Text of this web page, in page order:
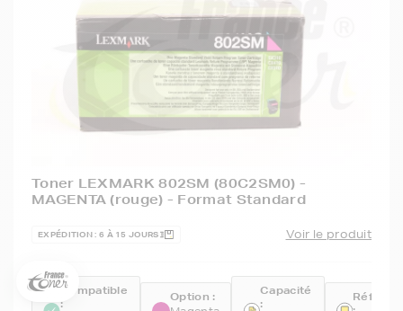
Toner LEXMARK 802SM (80C2SM0) -
MAGENTA (rouge) - Format Standard
EXPÉDITION : 6 À 15 JOURS Voir le produit
Compatible
:
Option :
Capacité
:
commande !
commande * !